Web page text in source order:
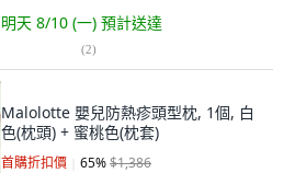
明天 8/10 (一) 預計送達
(2)
Malolotte 嬰兒防熱疹頭型枕, 1個, 白
色(枕頭) + 蜜桃色(枕套)
首購折扣價 65%$1,386